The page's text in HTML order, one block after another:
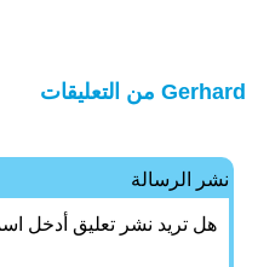
Gerhard من التعليقات
نشر الرسالة
هل تريد نشر تعليق أدخل